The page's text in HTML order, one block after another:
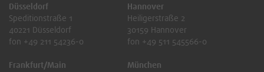
Düsseldorf
Speditionstraße 1
40221 Düsseldorf
fon +49 211 54236-0
Frankfurt/Main
Hannover
Heiligerstraße 2
30159 Hannover
fon +49 511 545566-0
München